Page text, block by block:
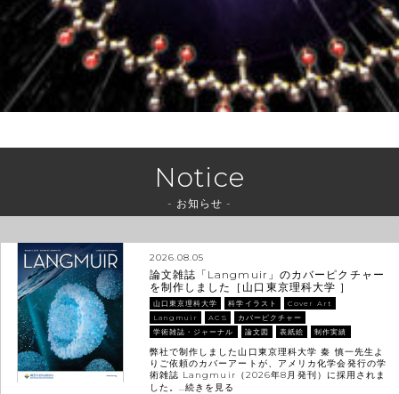
Notice
- お知らせ -
2026.08.05
論文雑誌「Langmuir」のカバーピクチャー
を制作しました［山口東京理科大学 ］
山口東京理科大学 科学イラスト
Cover Art
Langmuir
ACS
カバーピクチャー
学術雑誌・ジャーナル
論文図 表紙絵 制作実績
弊社で制作しました山口東京理科大学 秦 慎一先生よ
りご依頼のカバーアートが、アメリカ化学会発行の学
術雑誌 Langmuir（2026年8月発刊）に採用されま
した。… 続きを見る